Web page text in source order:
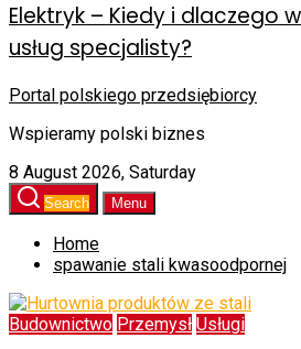
Elektryk – Kiedy i dlaczego
usług specjalisty?
Portal polskiego przedsiębiorcy
Wspieramy polski biznes
8 August 2026, Saturday
Search Menu
Home
spawanie stali kwasoodpornej
Budownictwo Przemysł Usługi